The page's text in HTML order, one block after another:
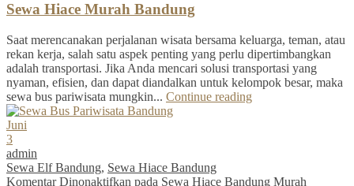
Sewa Hiace Murah Bandung
Saat merencanakan perjalanan wisata bersama keluarga, teman, atau
rekan kerja, salah satu aspek penting yang perlu dipertimbangkan
adalah transportasi. Jika Anda mencari solusi transportasi yang
nyaman, efisien, dan dapat diandalkan untuk kelompok besar, maka
sewa bus pariwisata mungkin... Continue reading
Juni
3
admin
Sewa Elf Bandung, Sewa Hiace Bandung
Komentar Dinonaktifkan pada Sewa Hiace Bandung Murah